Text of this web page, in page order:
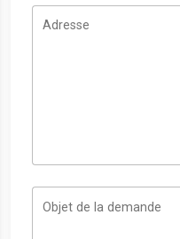
Adresse
Objet de la demande